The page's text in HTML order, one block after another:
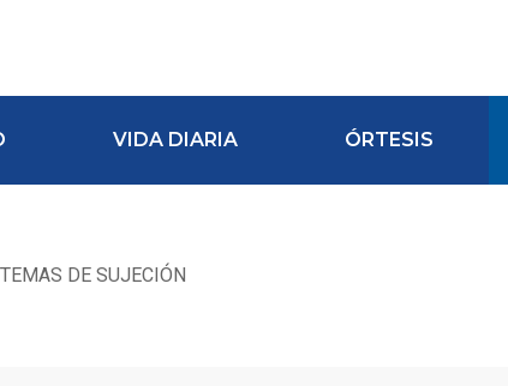
VIDA DIARIA ÓRTESIS
DE SUJECIÓN